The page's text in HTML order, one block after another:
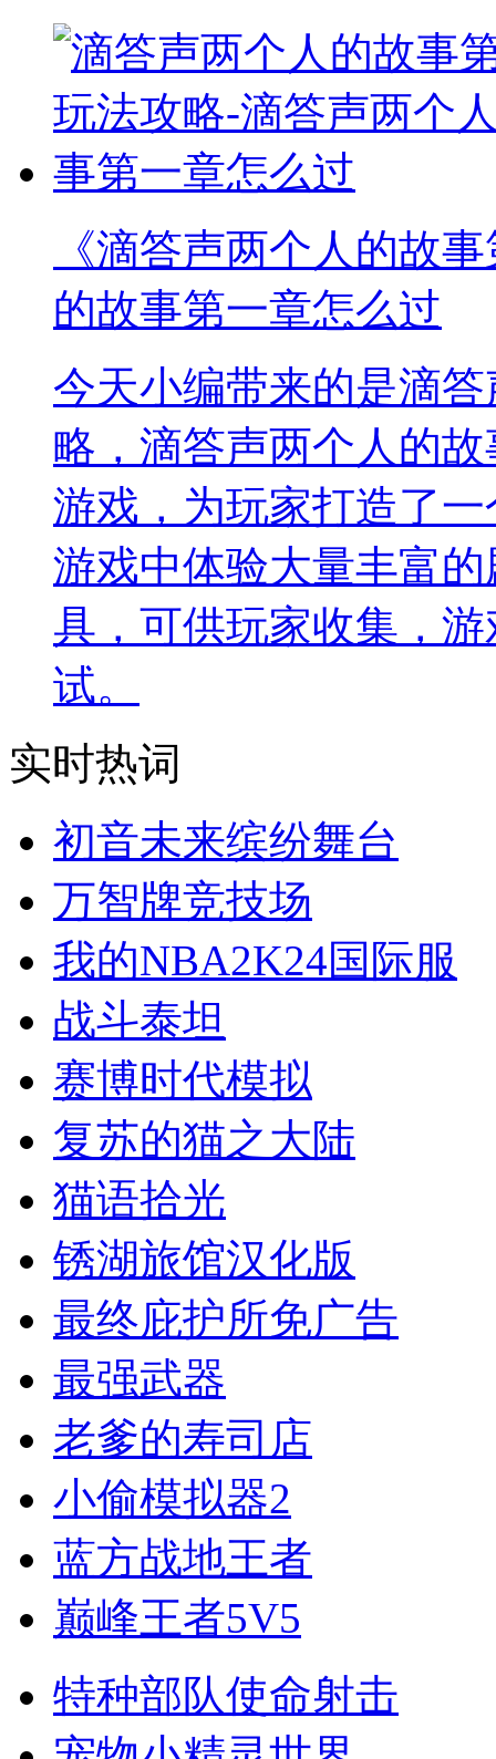
《滴答声两个人的故
的故事第一章怎么过
今天小编带来的是滴
略，滴答声两个人的
游戏，为玩家打造了
游戏中体验大量丰富
具，可供玩家收集，
试。
实时热词
初音未来缤纷舞台
万智牌竞技场
我的NBA2K24国际服
战斗泰坦
赛博时代模拟
复苏的猫之大陆
猫语拾光
锈湖旅馆汉化版
最终庇护所免广告
最强武器
老爹的寿司店
小偷模拟器2
蓝方战地王者
巅峰王者5V5
特种部队使命射击